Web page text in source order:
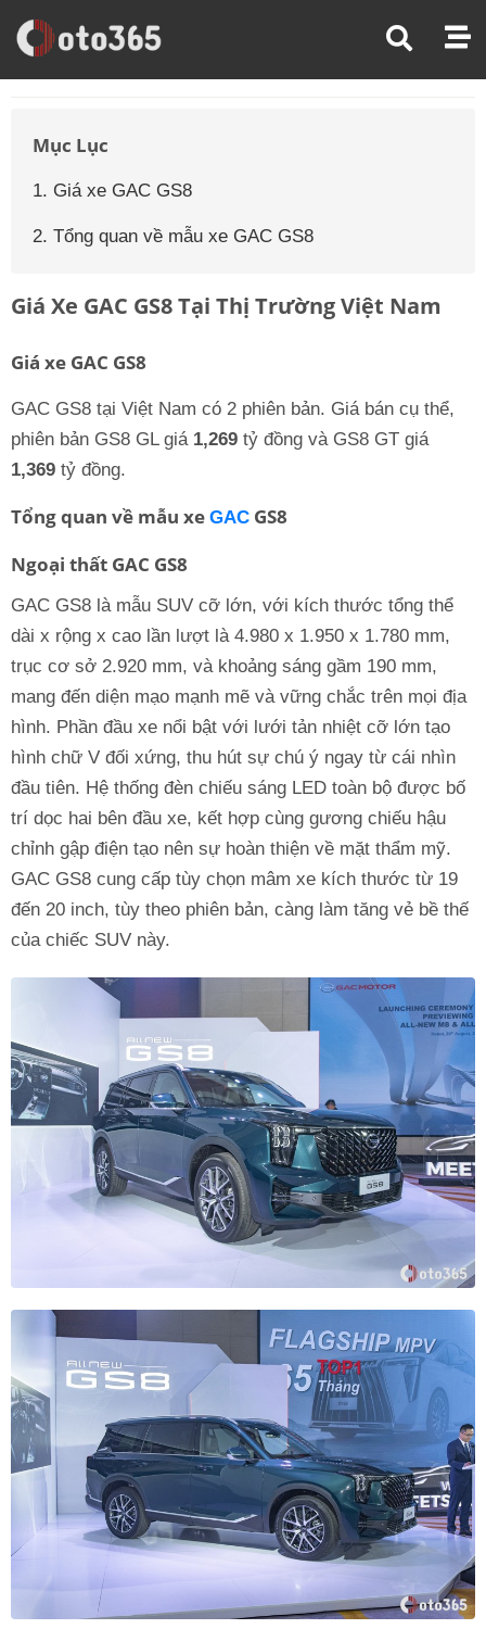
Trang Chủ Giá Xe Ô Tô
Mục Lục
1. Giá xe GAC GS8
2. Tổng quan về mẫu xe GAC GS8
Giá Xe GAC GS8 Tại Thị Trường Việt Nam
Giá xe GAC GS8
GAC GS8 tại Việt Nam có 2 phiên bản. Giá bán cụ thể,
phiên bản GS8 GL giá 1,269 tỷ đồng và GS8 GT giá
1,369 tỷ đồng.
Tổng quan về mẫu xe GAC GS8
Ngoại thất GAC GS8
GAC GS8 là mẫu SUV cỡ lớn, với kích thước tổng thể
dài x rộng x cao lần lượt là 4.980 x 1.950 x 1.780 mm,
trục cơ sở 2.920 mm, và khoảng sáng gầm 190 mm,
mang đến diện mạo mạnh mẽ và vững chắc trên mọi địa
hình. Phần đầu xe nổi bật với lưới tản nhiệt cỡ lớn tạo
hình chữ V đối xứng, thu hút sự chú ý ngay từ cái nhìn
đầu tiên. Hệ thống đèn chiếu sáng LED toàn bộ được bố
trí dọc hai bên đầu xe, kết hợp cùng gương chiếu hậu
chỉnh gập điện tạo nên sự hoàn thiện về mặt thẩm mỹ.
GAC GS8 cung cấp tùy chọn mâm xe kích thước từ 19
đến 20 inch, tùy theo phiên bản, càng làm tăng vẻ bề thế
của chiếc SUV này.